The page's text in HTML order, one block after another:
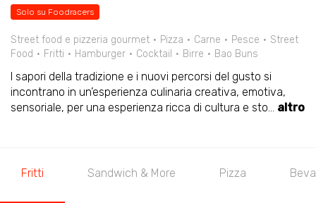
Solo su Foodracers
Street food e pizzeria gourmet Pizza Carne Pesce
Street
Food
Fritti Hamburger Cocktail Birre Bao Buns
I sapori della tradizione e i nuovi percorsi del gusto si
incontrano in un’esperienza culinaria creativa, emotiva,
sensoriale, per una esperienza ricca di cultura e sto... altro
Fritti Sandwich & More Pizza